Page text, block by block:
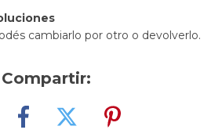
cambiarlo por otro o devolverlo.
Compartir: